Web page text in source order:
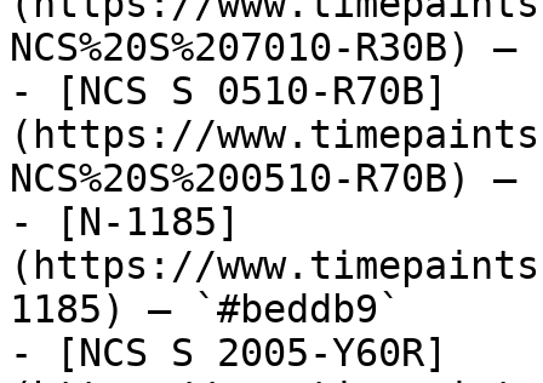
NCS%20S%207010-R30B)
- [NCS S 0510-R70B]
(https://
NCS%20S%200510-R70B)
- [N-1185]
(https://
1185) — `#beddb9`
- [NCS S 2005-Y60R]